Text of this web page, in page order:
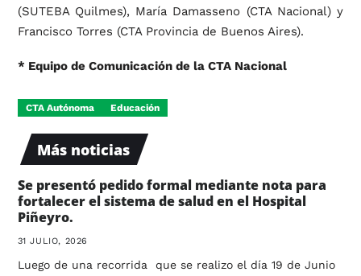
(SUTEBA Quilmes), María Damasseno (CTA Nacional) y
Francisco Torres (CTA Provincia de Buenos Aires).
* Equipo de Comunicación de la CTA Nacional
CTA Autónoma Educación
Más noticias
Se presentó pedido formal mediante nota para
fortalecer el sistema de salud en el Hospital
Piñeyro.
31 JULIO, 2026
Luego de una recorrida que se realizo el día 19 de Junio